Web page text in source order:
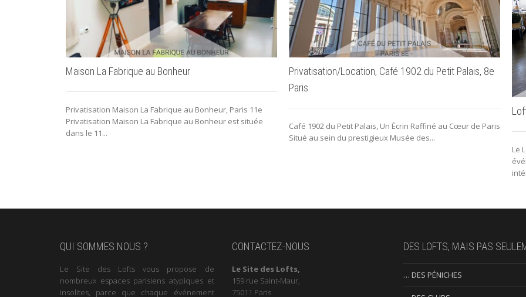
Maison La Fabrique au Bonheur
Privatisation Maison La Fabrique au Bonheur, Paris 11e
Privatisation Maison La Fabrique au Bonheur est située
dans le 11...
Privatisation/Location, Café 1902 du Petit Palais, 8e
Paris
Café 1902 du Petit Palais, Un Écrin Raffiné au Cœur de Paris
Situé au sein du prestigieux Musée des...
Le
QUI SOMMES NOUS ?
Le Site des Lofts vous propose de
nombreux espaces parisiens atypiques et
insolites, parce que chaque événement
CONTACTEZ-NOUS
Le Site des Lofts,
159 rue Saint-Maur,
75011 Paris
DES LOFTS, MAIS PAS
… DES PÉNICHES